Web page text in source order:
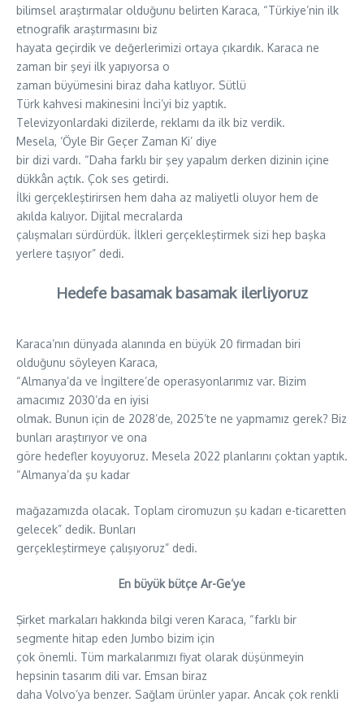
bilimsel araştırmalar olduğunu belirten Karaca, “Türkiye’nin ilk
etnografik araştırmasını biz
hayata geçirdik ve değerlerimizi ortaya çıkardık. Karaca ne
zaman bir şeyi ilk yapıyorsa o
zaman büyümesini biraz daha katlıyor. Sütlü
Türk kahvesi makinesini İnci’yi biz yaptık.
Televizyonlardaki dizilerde, reklamı da ilk biz verdik.
Mesela, ‘Öyle Bir Geçer Zaman Ki’ diye
bir dizi vardı. “Daha farklı bir şey yapalım derken dizinin içine
dükkân açtık. Çok ses getirdi.
İlki gerçekleştirirsen hem daha az maliyetli oluyor hem de
akılda kalıyor. Dijital mecralarda
çalışmaları sürdürdük. İlkleri gerçekleştirmek sizi hep başka
yerlere taşıyor” dedi.
Hedefe basamak basamak ilerliyoruz
Karaca’nın dünyada alanında en büyük 20 firmadan biri
olduğunu söyleyen Karaca,
“Almanya’da ve İngiltere’de operasyonlarımız var. Bizim
amacımız 2030’da en iyisi
olmak. Bunun için de 2028’de, 2025’te ne yapmamız gerek? Biz
bunları araştırıyor ve ona
göre hedefler koyuyoruz. Mesela 2022 planlarını çoktan yaptık.
“Almanya’da şu kadar
mağazamızda olacak. Toplam ciromuzun şu kadarı e-ticaretten
gelecek” dedik. Bunları
gerçekleştirmeye çalışıyoruz” dedi.
En büyük bütçe Ar-Ge’ye
Şirket markaları hakkında bilgi veren Karaca, “farklı bir
segmente hitap eden Jumbo bizim için
çok önemli. Tüm markalarımızı fiyat olarak düşünmeyin
hepsinin tasarım dili var. Emsan biraz
daha Volvo’ya benzer. Sağlam ürünler yapar. Ancak çok renkli